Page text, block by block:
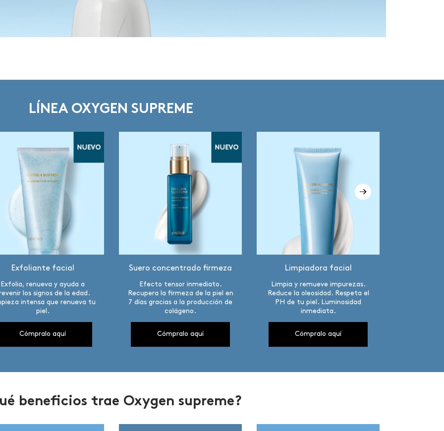
LÍNEA OXYGEN SUPREME
Exfoliante facial
Exfolia, renueva y ayuda a
los signos de la edad.
intensa que renueva tu
piel.
Cómpralo aquí
Suero concentrado firmeza
Efecto tensor inmediato.
Recupera la firmeza de la piel en
7 días gracias a la producción de
colágeno.
Cómpralo aquí
Limpiadora facial
Limpia y remueve impurezas.
Reduce la oleosidad. Respeta el
PH de tu piel. Luminosidad
inmediata.
Cómpralo aquí
beneficios trae Oxygen supreme?